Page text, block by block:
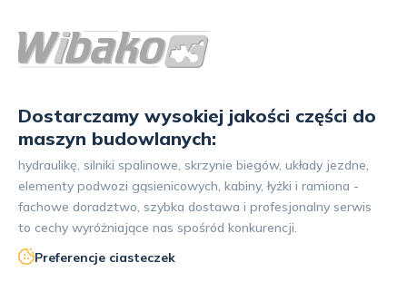
Dostarczamy wysokiej jakości części do
maszyn budowlanych:
hydraulikę, silniki spalinowe, skrzynie biegów, układy jezdne,
elementy podwozi gąsienicowych, kabiny, łyżki i ramiona -
fachowe doradztwo, szybka dostawa i profesjonalny serwis
to cechy wyróżniające nas spośród konkurencji.
Preferencje ciasteczek